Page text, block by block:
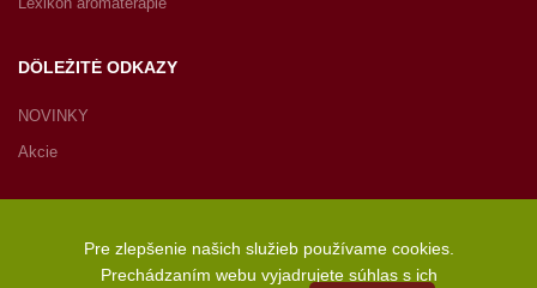
DÔLEŽITÉ ODKAZY
NOVINKY
Akcie
Pre zlepšenie našich služieb používame cookies.
Prechádzaním webu vyjadrujete súhlas s ich